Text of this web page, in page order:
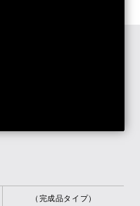
（完成品タイプ）